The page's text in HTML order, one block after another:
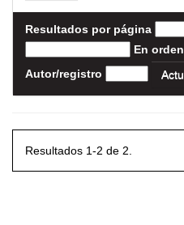
Resultados por página
En orden
Autor/registro
Resultados 1-2 de 2.